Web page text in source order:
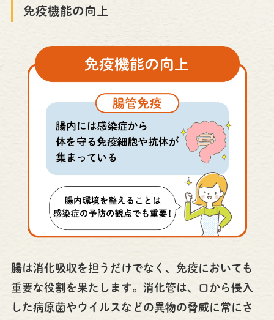
免疫機能の向上
腸は消化吸収を担うだけでなく、免疫においても
重要な役割を果たします。消化管は、口から侵入
した病原菌やウイルスなどの異物の脅威に常にさ